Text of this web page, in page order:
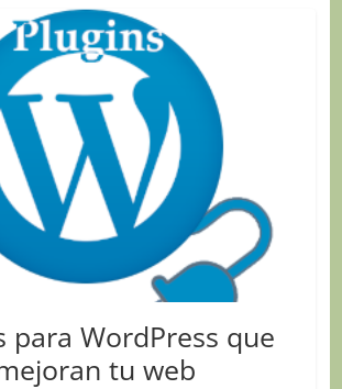
para WordPress que
tu web